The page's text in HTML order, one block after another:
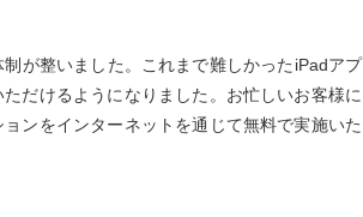
が整いました。これまで難しかったiPadアプ
だけるようになりました。お忙しいお客様に
ンをインターネットを通じて無料で実施いた